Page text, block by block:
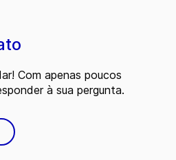
Com apenas poucos
à sua pergunta.